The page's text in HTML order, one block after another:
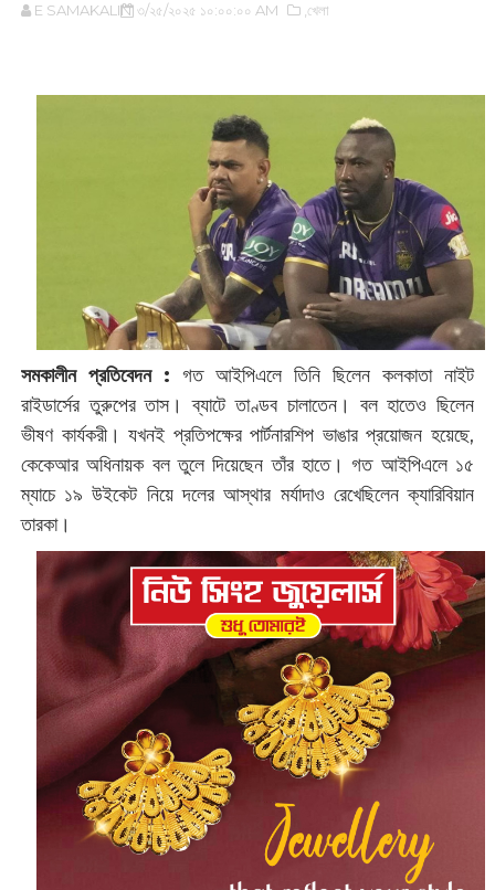
E SAMAKALIN ৩/২৫/২০২৫ ১০:০০:০০ AM ,খেলা
সমকালীন প্রতিবেদন : ‌গত আইপিএলে তিনি ছিলেন কলকাতা নাইট
রাইডার্সের তুরুপের তাস। ব্যাটে তাণ্ডব চালাতেন। বল হাতেও ছিলেন
ভীষণ কার্যকরী। যখনই প্রতিপক্ষের পার্টনারশিপ ভাঙার প্রয়োজন হয়েছে,
কেকেআর অধিনায়ক বল তুলে দিয়েছেন তাঁর হাতে। গত আইপিএলে ১৫
ম্যাচে ১৯ উইকেট নিয়ে দলের আস্থার মর্যাদাও রেখেছিলেন ক্যারিবিয়ান
তারকা।